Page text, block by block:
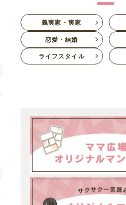
義実家・実家
恋愛・結婚
ライフスタイル